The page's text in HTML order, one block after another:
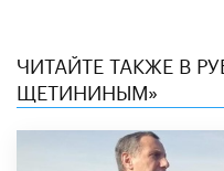
ЧИТАЙТЕ ТАКЖЕ В
ЩЕТИНИНЫМ»